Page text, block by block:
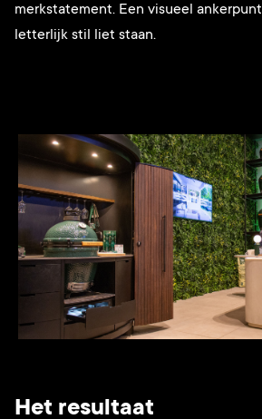
merkstatement. Een visueel
letterlijk stil liet staan.
Het resultaat